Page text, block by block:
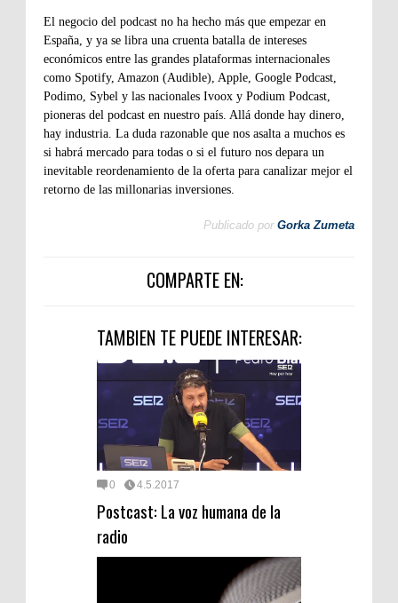
El negocio del podcast no ha hecho más que empezar en
España, y ya se libra una cruenta batalla de intereses
económicos entre las grandes plataformas internacionales
como Spotify, Amazon (Audible), Apple, Google Podcast,
Podimo, Sybel y las nacionales Ivoox y Podium Podcast,
pioneras del podcast en nuestro país. Allá donde hay dinero,
hay industria. La duda razonable que nos asalta a muchos es
si habrá mercado para todas o si el futuro nos depara un
inevitable reordenamiento de la oferta para canalizar mejor el
retorno de las millonarias inversiones.
Publicado por Gorka Zumeta
COMPARTE EN:
TAMBIEN TE PUEDE INTERESAR:
0 4.5.2017
Postcast: La voz humana de la
radio